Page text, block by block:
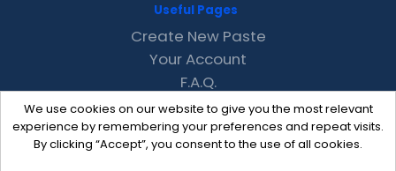
We use cookies on our website to give you the most relevant
experience by remembering your preferences and repeat visits.
By clicking “Accept”, you consent to the use of all cookies.
Useful Pages
Create New Paste
Your Account
F.A.Q.
Recent
Contact